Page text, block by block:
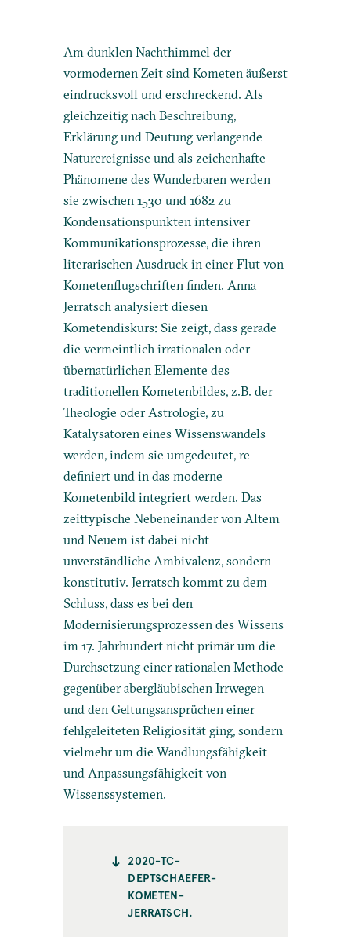
Am dunklen Nachthimmel der
vormodernen Zeit sind Kometen äußerst
eindrucksvoll und erschreckend. Als
gleichzeitig nach Beschreibung,
Erklärung und Deutung verlangende
Naturereignisse und als zeichenhafte
Phänomene des Wunderbaren werden
sie zwischen 1530 und 1682 zu
Kondensationspunkten intensiver
Kommunikationsprozesse, die ihren
literarischen Ausdruck in einer Flut von
Kometenflugschriften finden. Anna
Jerratsch analysiert diesen
Kometendiskurs: Sie zeigt, dass gerade
die vermeintlich irrationalen oder
übernatürlichen Elemente des
traditionellen Kometenbildes, z.B. der
Theologie oder Astrologie, zu
Katalysatoren eines Wissenswandels
werden, indem sie umgedeutet, re-
definiert und in das moderne
Kometenbild integriert werden. Das
zeittypische Nebeneinander von Altem
und Neuem ist dabei nicht
unverständliche Ambivalenz, sondern
konstitutiv. Jerratsch kommt zu dem
Schluss, dass es bei den
Modernisierungsprozessen des Wissens
im 17. Jahrhundert nicht primär um die
Durchsetzung einer rationalen Methode
gegenüber abergläubischen Irrwegen
und den Geltungsansprüchen einer
fehlgeleiteten Religiosität ging, sondern
vielmehr um die Wandlungsfähigkeit
und Anpassungsfähigkeit von
Wissenssystemen.
2020-TC-
DEPTSCHAEFER-
KOMETEN-
JERRATSCH.